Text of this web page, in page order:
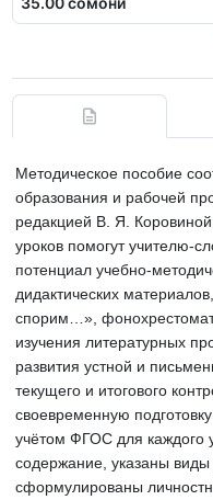
Методическое пособие
образования и рабочей
редакцией В. Я.
уроков помогут учителю-
потенциал учебно-
дидактических
спорим…»,
изучения литературных
развития устной и
текущего и итогового
своевременную
учётом ФГОС для каждого
содержание, указаны виды
сформулированы